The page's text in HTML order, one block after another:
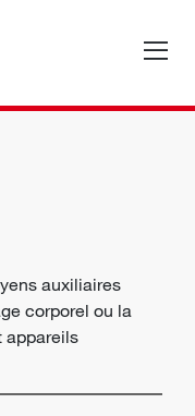
auxiliaires
corporel ou la
appareils